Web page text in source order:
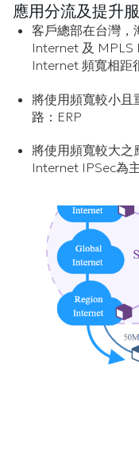
應用分流及提升
客戶總部在台灣，
Internet 及 MPLS
Internet 頻寬相距
將使用頻寬較小且
路：ERP
將使用頻寬較大之
Internet IPSec為